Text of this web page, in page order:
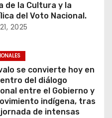
de la Cultura y la
del Voto Nacional.
2025
se convierte hoy en
del diálogo
entre el Gobierno y
indígena, tras
de intensas